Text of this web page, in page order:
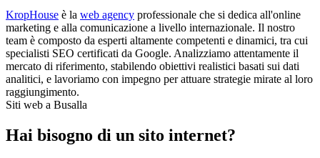
KropHouse è la web agency professionale che si dedica all'online
marketing e alla comunicazione a livello internazionale. Il nostro
team è composto da esperti altamente competenti e dinamici, tra cui
specialisti SEO certificati da Google. Analizziamo attentamente il
mercato di riferimento, stabilendo obiettivi realistici basati sui dati
analitici, e lavoriamo con impegno per attuare strategie mirate al loro
raggiungimento.
Siti web a Busalla
Hai bisogno di un sito internet?